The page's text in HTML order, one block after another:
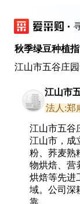
秋季绿豆种植
江山市五谷庄
江山市
法人:郑
江山市五谷
江山市，成
粉、荞麦熟
物烘焙、营
烘焙等先进
域。公司深
靠。